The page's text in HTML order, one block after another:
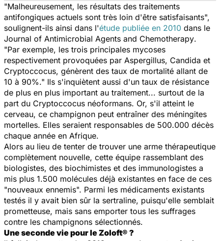
"Malheureusement, les résultats des traitements
antifongiques actuels sont très loin d'être satisfaisants",
soulignent-ils ainsi dans l'étude publiée en 2010 dans le
Journal of Antimicrobial Agents and Chemotherapy.
"Par exemple, les trois principales mycoses
respectivement provoquées par Aspergillus, Candida et
Cryptoccocus, génèrent des taux de mortalité allant de
10 à 90%." Ils s'inquiètent aussi d'un taux de résistance
de plus en plus important au traitement... surtout de la
part du Cryptoccocus néoformans. Or, s'il atteint le
cerveau, ce champignon peut entraîner des méningites
mortelles. Elles seraient responsables de 500.000 décès
chaque année en Afrique.
Alors au lieu de tenter de trouver une arme thérapeutique
complètement nouvelle, cette équipe rassemblant des
biologistes, des biochimistes et des immunologistes a
mis plus 1.500 molécules déjà existantes en face de ces
"nouveaux ennemis". Parmi les médicaments existants
testés il y avait bien sûr la sertraline, puisqu'elle semblait
prometteuse, mais sans emporter tous les suffrages
contre les champignons sélectionnés.
Une seconde vie pour le Zoloft® ?